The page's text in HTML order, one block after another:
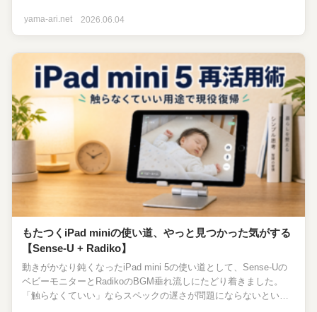
yama-ari.net 2026.06.04
もたつくiPad miniの使い道、やっと見つかった気がする
【Sense-U + Radiko】
動きがかなり鈍くなったiPad mini 5の使い道として、Sense-Uの
ベビーモニターとRadikoのBGM垂れ流しにたどり着きました。
「触らなくていい」ならスペックの遅さが問題にならないという